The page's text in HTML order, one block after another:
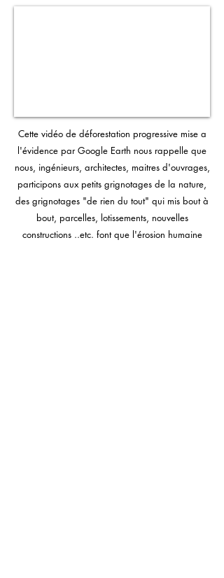
Cette vidéo de déforestation progressive mise a
l'évidence par Google Earth nous rappelle que
nous, ingénieurs, architectes, maitres d'ouvrages,
participons aux petits grignotages de la nature,
des grignotages "de rien du tout" qui mis bout à
bout, parcelles, lotissements, nouvelles
constructions ..etc. font que l'érosion humaine